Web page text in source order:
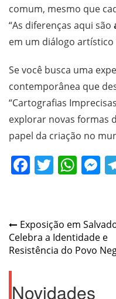
comum, mesmo que
“As diferenças aqui são
em um diálogo artístico
Se você busca uma
contemporânea que
“Cartografias
explorar novas formas
papel da criação no
Facebook
Twitter
Post
navigation
Exposição em
Celebra a Identidade e
Resistência do Povo
Novidades